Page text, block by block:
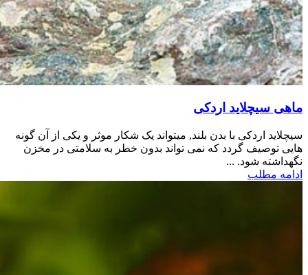
ماهی سیچلاید اردکی
سیچلاید اردکی با بدن بلند, میتواند یک شکار موثر و یکی از آن گونه
هایی توصیف گردد که نمی تواند بدون خطر به سلامتی در مخزن
نگهداشته شود. ...
ادامه مطلب